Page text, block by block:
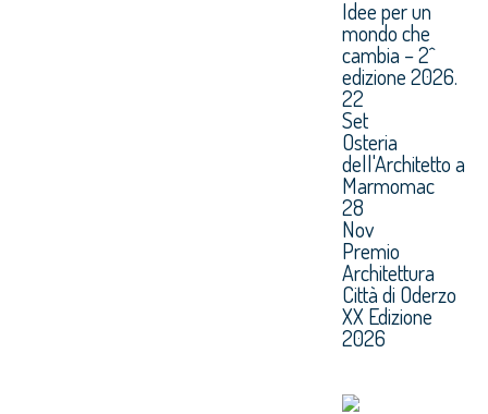
Idee per un
mondo che
cambia – 2^
edizione 2026.
22
Set
Osteria
dell'Architetto a
Marmomac
28
Nov
Premio
Architettura
Città di Oderzo
XX Edizione
2026